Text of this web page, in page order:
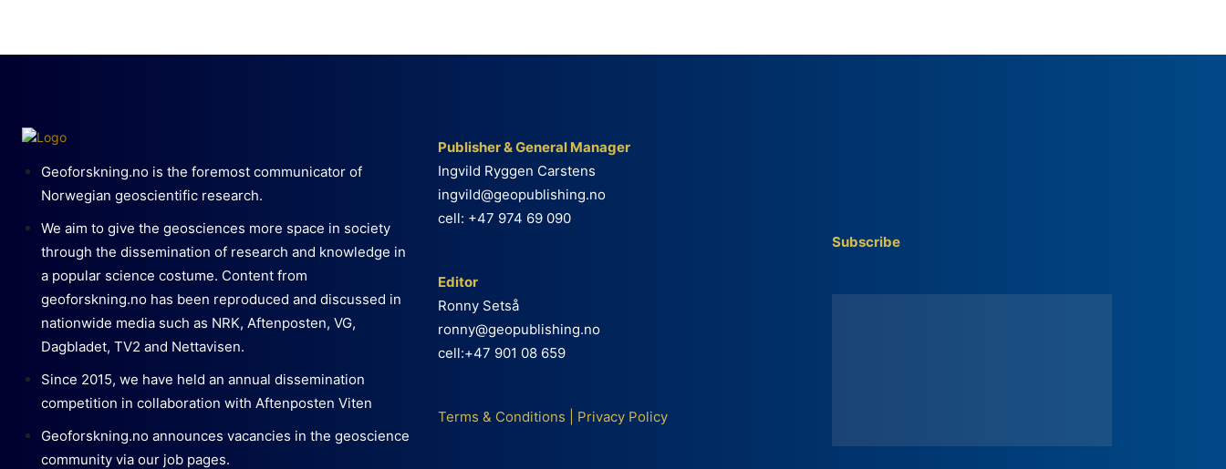
Geoforskning.no is the foremost communicator of
Norwegian geoscientific research.
We aim to give the geosciences more space in society
through the dissemination of research and knowledge in
a popular science costume. Content from
geoforskning.no has been reproduced and discussed in
nationwide media such as NRK, Aftenposten, VG,
Dagbladet, TV2 and Nettavisen.
Since 2015, we have held an annual dissemination
competition in collaboration with Aftenposten Viten
Geoforskning.no announces vacancies in the geoscience
community via our job pages.
Publisher & General Manager
Ingvild Ryggen Carstens
ingvild@geopublishing.no
cell: +47 974 69 090
Editor
Ronny Setså
ronny@geopublishing.no
cell:+47 901 08 659
Terms & Conditions Privacy Policy
Subscribe